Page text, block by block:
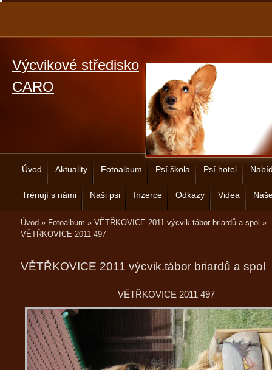
Výcvikové středisko
CARO
Úvod Aktuality Fotoalbum Psí škola Psí hotel
Trénují s námi Naši psi Inzerce Odkazy Videa
Úvod » Fotoalbum » VĚTŘKOVICE 2011 výcvik.tábor briardů a spol »
VĚTŘKOVICE 2011 497
VĚTŘKOVICE 2011 výcvik.tábor briardů a spol
VĚTŘKOVICE 2011 497